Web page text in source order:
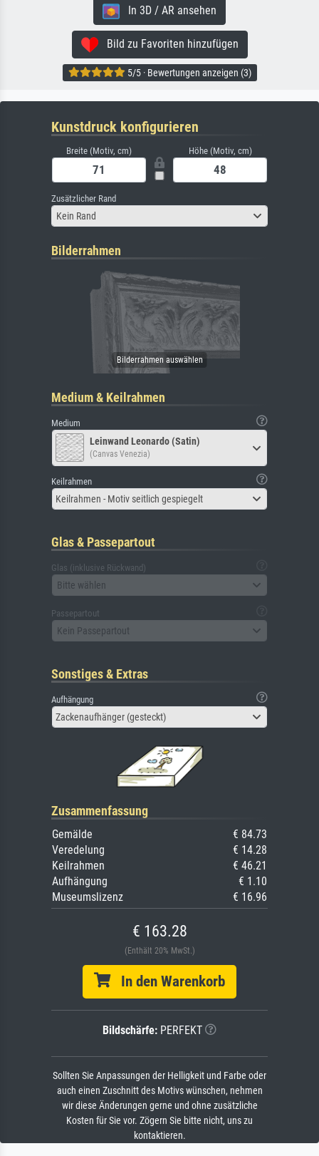
In 3D / AR ansehen
Bild zu Favoriten hinzufügen
5/5 · Bewertungen anzeigen (3)
Kunstdruck konfigurieren
Breite (Motiv, cm) Höhe (Motiv, cm)
Zusätzlicher Rand
Kein Rand
Bilderrahmen
Medium & Keilrahmen
Medium
Leinwand Leonardo (Satin)
(Canvas Venezia)
Keilrahmen
Keilrahmen - Motiv seitlich gespiegelt
Glas & Passepartout
Glas (inklusive Rückwand)
Bitte wählen
Passepartout
Kein Passepartout
Sonstiges & Extras
Aufhängung
Zackenaufhänger (gesteckt)
Zusammenfassung
Gemälde
€ 84.73
Veredelung
€ 14.28
Keilrahmen
€ 46.21
Aufhängung
€ 1.10
Museumslizenz
€ 16.96
€ 163.28
(Enthält 20% MwSt.)
In den Warenkorb
Bildschärfe: PERFEKT
Sollten Sie Anpassungen der Helligkeit und Farbe oder
auch einen Zuschnitt des Motivs wünschen, nehmen
wir diese Änderungen gerne und ohne zusätzliche
Kosten für Sie vor. Zögern Sie bitte nicht, uns zu
kontaktieren.